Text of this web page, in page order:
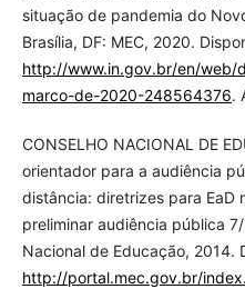
situação de pandemia do
Brasília, DF: MEC, 2020.
http://www.in.gov.br/en/
marco-de-2020-248564376.
CONSELHO NACIONAL DE
orientador para a audiência
distância: diretrizes para EaD
preliminar audiência pública
Nacional de Educação, 2014.
http://portal.mec.gov.br/